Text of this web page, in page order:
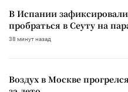
В Испании
пробраться в Сеуту на
38 минут назад
Воздух в Москве